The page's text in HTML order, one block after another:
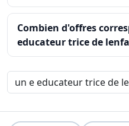
Combien d'offres
educateur trice de